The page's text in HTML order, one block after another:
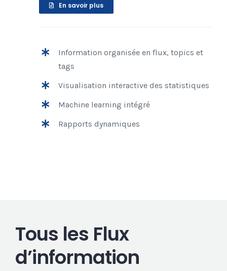
En savoir plus
Information organisée en flux, topics et
tags
Visualisation interactive des statistiques
Machine learning intégré
Rapports dynamiques
Tous les Flux
d’information